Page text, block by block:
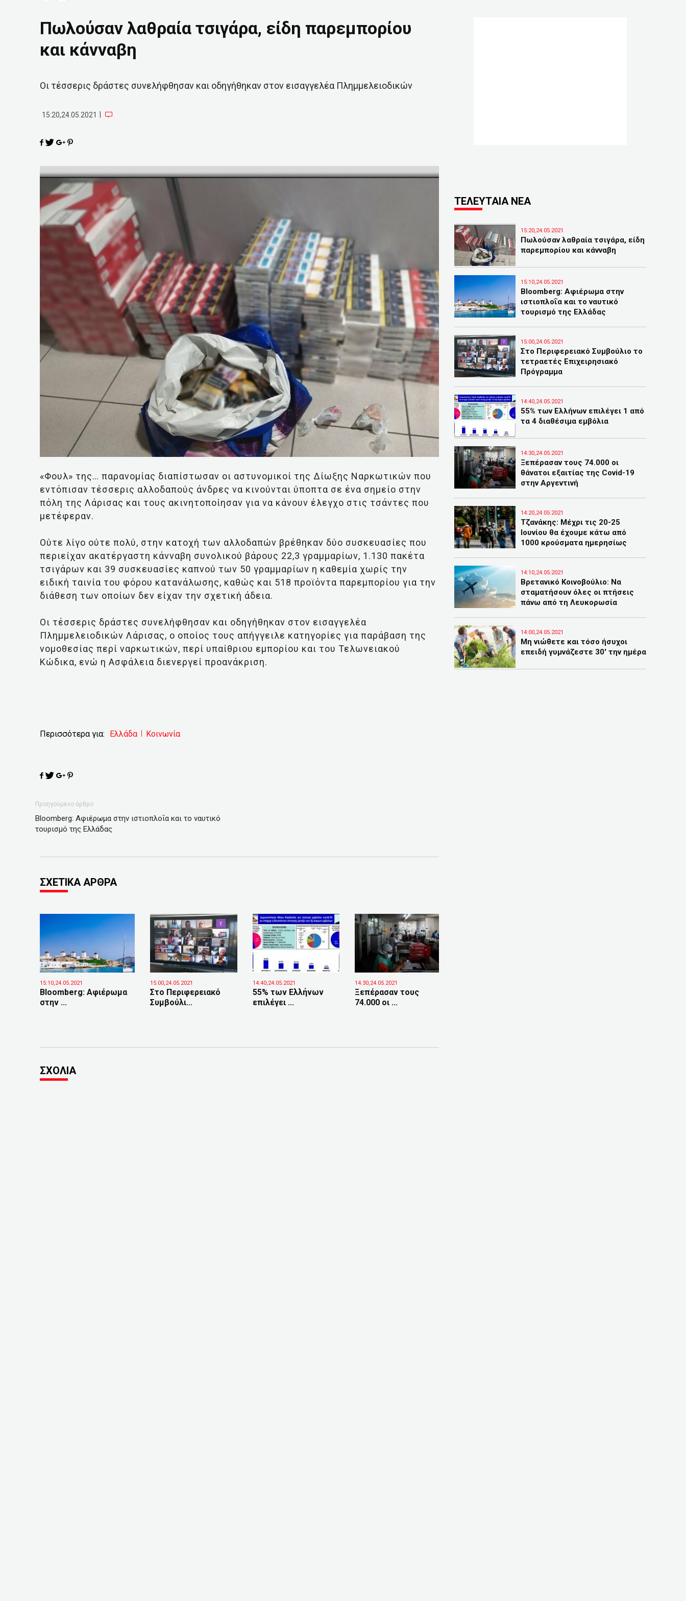
Πωλούσαν λαθραία τσιγάρα, είδη παρεμπορίου
και κάνναβη
Οι τέσσερις δράστες συνελήφθησαν και οδηγήθηκαν στον εισαγγελέα Πλημμελειοδικών
15:20,24.05.2021
«Φουλ» της… παρανομίας διαπίστωσαν οι αστυνομικοί της Δίωξης Ναρκωτικών που
εντόπισαν τέσσερις αλλοδαπούς άνδρες να κινούνται ύποπτα σε ένα σημείο στην
πόλη της Λάρισας και τους ακινητοποίησαν για να κάνουν έλεγχο στις τσάντες που
μετέφεραν.
Ούτε λίγο ούτε πολύ, στην κατοχή των αλλοδαπών βρέθηκαν δύο συσκευασίες που
περιείχαν ακατέργαστη κάνναβη συνολικού βάρους 22,3 γραμμαρίων, 1.130 πακέτα
τσιγάρων και 39 συσκευασίες καπνού των 50 γραμμαρίων η καθεμία χωρίς την
ειδική ταινία του φόρου κατανάλωσης, καθώς και 518 προϊόντα παρεμπορίου για την
διάθεση των οποίων δεν είχαν την σχετική άδεια.
Οι τέσσερις δράστες συνελήφθησαν και οδηγήθηκαν στον εισαγγελέα
Πλημμελειοδικών Λάρισας, ο οποίος τους απήγγειλε κατηγορίες για παράβαση της
νομοθεσίας περί ναρκωτικών, περί υπαίθριου εμπορίου και του Τελωνειακού
Κώδικα, ενώ η Ασφάλεια διενεργεί προανάκριση.
Περισσότερα για: Ελλάδα Κοινωνία
Προηγούμενο άρθρο
Bloomberg: Aφιέρωμα στην ιστιοπλοΐα και το ναυτικό
τουρισμό της Ελλάδας
ΣΧΕΤΙΚΑ ΑΡΘΡΑ
15:10,24.05.2021
Bloomberg: Aφιέρωμα
στην ...
15:00,24.05.2021
Στο Περιφερειακό
Συμβούλι...
14:40,24.05.2021
55% των Ελλήνων
επιλέγει ...
14:30,24.05.2021
Ξεπέρασαν τους
74.000 οι ...
ΣΧΟΛΙΑ
ΤΕΛΕΥΤΑΙΑ ΝΕΑ
15:20,24.05.2021
Πωλούσαν λαθραία τσιγάρα, είδη
παρεμπορίου και κάνναβη
15:10,24.05.2021
Bloomberg: Aφιέρωμα στην
ιστιοπλοΐα και το ναυτικό
τουρισμό της Ελλάδας
15:00,24.05.2021
Στο Περιφερειακό Συμβούλιο το
τετραετές Επιχειρησιακό
Πρόγραμμα
14:40,24.05.2021
55% των Ελλήνων επιλέγει 1 από
τα 4 διαθέσιμα εμβόλια
14:30,24.05.2021
Ξεπέρασαν τους 74.000 οι
θάνατοι εξαιτίας της Covid-19
στην Αργεντινή
14:20,24.05.2021
Τζανάκης: Μέχρι τις 20-25
Ιουνίου θα έχουμε κάτω από
1000 κρούσματα ημερησίως
14:10,24.05.2021
Βρετανικό Κοινοβούλιο: Να
σταματήσουν όλες οι πτήσεις
πάνω από τη Λευκορωσία
14:00,24.05.2021
Μη νιώθετε και τόσο ήσυχοι
επειδή γυμνάζεστε 30′ την ημέρα